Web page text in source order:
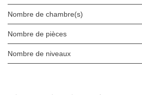
Nombre de chambre(s)
Nombre de pièces
Nombre de niveaux